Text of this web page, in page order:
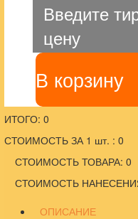
Введите
цену
В корзину
ИТОГО: 0
СТОИМОСТЬ ЗА 1 шт. : 0
СТОИМОСТЬ ТОВАРА: 0
СТОИМОСТЬ
ОПИСАНИЕ